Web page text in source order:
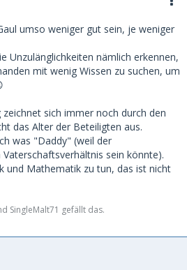
umso weniger gut sein, je weniger
Unzulänglichkeiten nämlich erkennen,
mit wenig Wissen zu suchen, um
sich immer noch durch den
das Alter der Beteiligten aus.
was "Daddy" (weil der
sein könnte).
und Mathematik zu tun, das ist nicht
SingleMalt71 gefällt das.